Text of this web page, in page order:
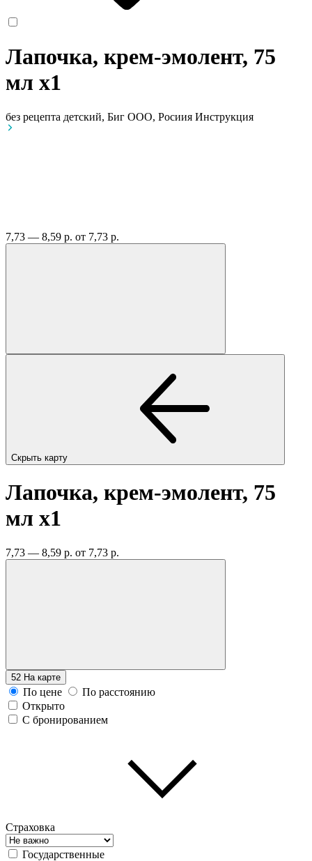
Лапочка, крем-эмолент, 75
мл x1
без рецепта детский, Биг ООО, Росиия Инструкция
7,73 — 8,59 р. от 7,73 р.
Скрыть карту
Лапочка, крем-эмолент, 75
мл x1
7,73 — 8,59 р. от 7,73 р.
52 На карте
По цене
По расстоянию
Открыто
С бронированием
Страховка
Государственные